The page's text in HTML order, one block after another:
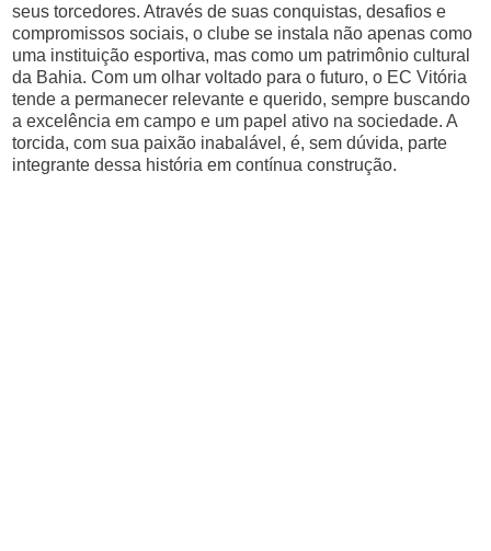
seus torcedores. Através de suas conquistas, desafios e
compromissos sociais, o clube se instala não apenas como
uma instituição esportiva, mas como um patrimônio cultural
da Bahia. Com um olhar voltado para o futuro, o EC Vitória
tende a permanecer relevante e querido, sempre buscando
a excelência em campo e um papel ativo na sociedade. A
torcida, com sua paixão inabalável, é, sem dúvida, parte
integrante dessa história em contínua construção.